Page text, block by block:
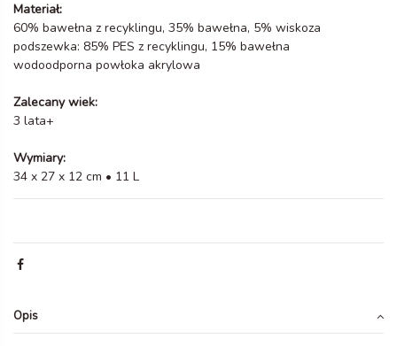
Materiał:
60% bawełna z recyklingu, 35% bawełna, 5% wiskoza
podszewka: 85% PES z recyklingu, 15% bawełna
wodoodporna powłoka akrylowa
Zalecany wiek:
3 lata+
Wymiary:
34 x 27 x 12 cm • 11 L
Opis